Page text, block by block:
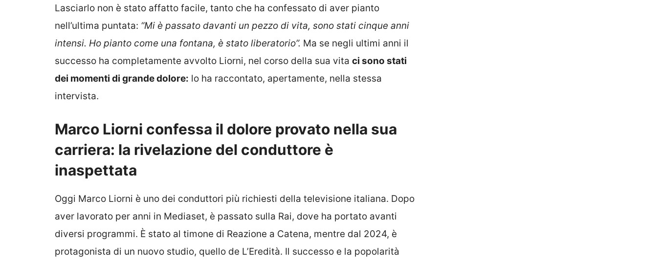
Lasciarlo non è stato affatto facile, tanto che ha confessato di aver pianto
nell’ultima puntata: “Mi è passato davanti un pezzo di vita, sono stati cinque anni
intensi. Ho pianto come una fontana, è stato liberatorio”. Ma se negli ultimi anni il
successo ha completamente avvolto Liorni, nel corso della sua vita ci sono stati
dei momenti di grande dolore: lo ha raccontato, apertamente, nella stessa
intervista.
Marco Liorni confessa il dolore provato nella sua
carriera: la rivelazione del conduttore è
inaspettata
Oggi Marco Liorni è uno dei conduttori più richiesti della televisione italiana. Dopo
aver lavorato per anni in Mediaset, è passato sulla Rai, dove ha portato avanti
diversi programmi. È stato al timone di Reazione a Catena, mentre dal 2024, è
protagonista di un nuovo studio, quello de L’Eredità. Il successo e la popolarità